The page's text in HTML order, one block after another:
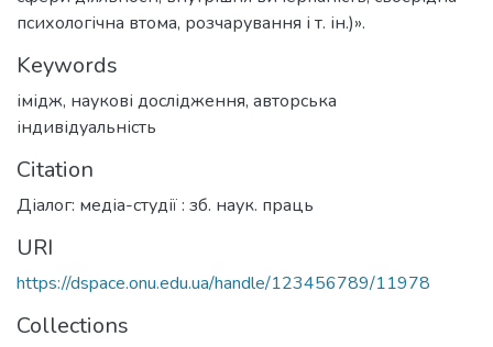
психологічна втома, розчарування і т. ін.)».
Keywords
імідж, наукові дослідження, авторська
індивідуальність
Citation
Діалог: медіа-студії : зб. наук. праць
URI
https://dspace.onu.edu.ua/handle/123456789/11978
Collections